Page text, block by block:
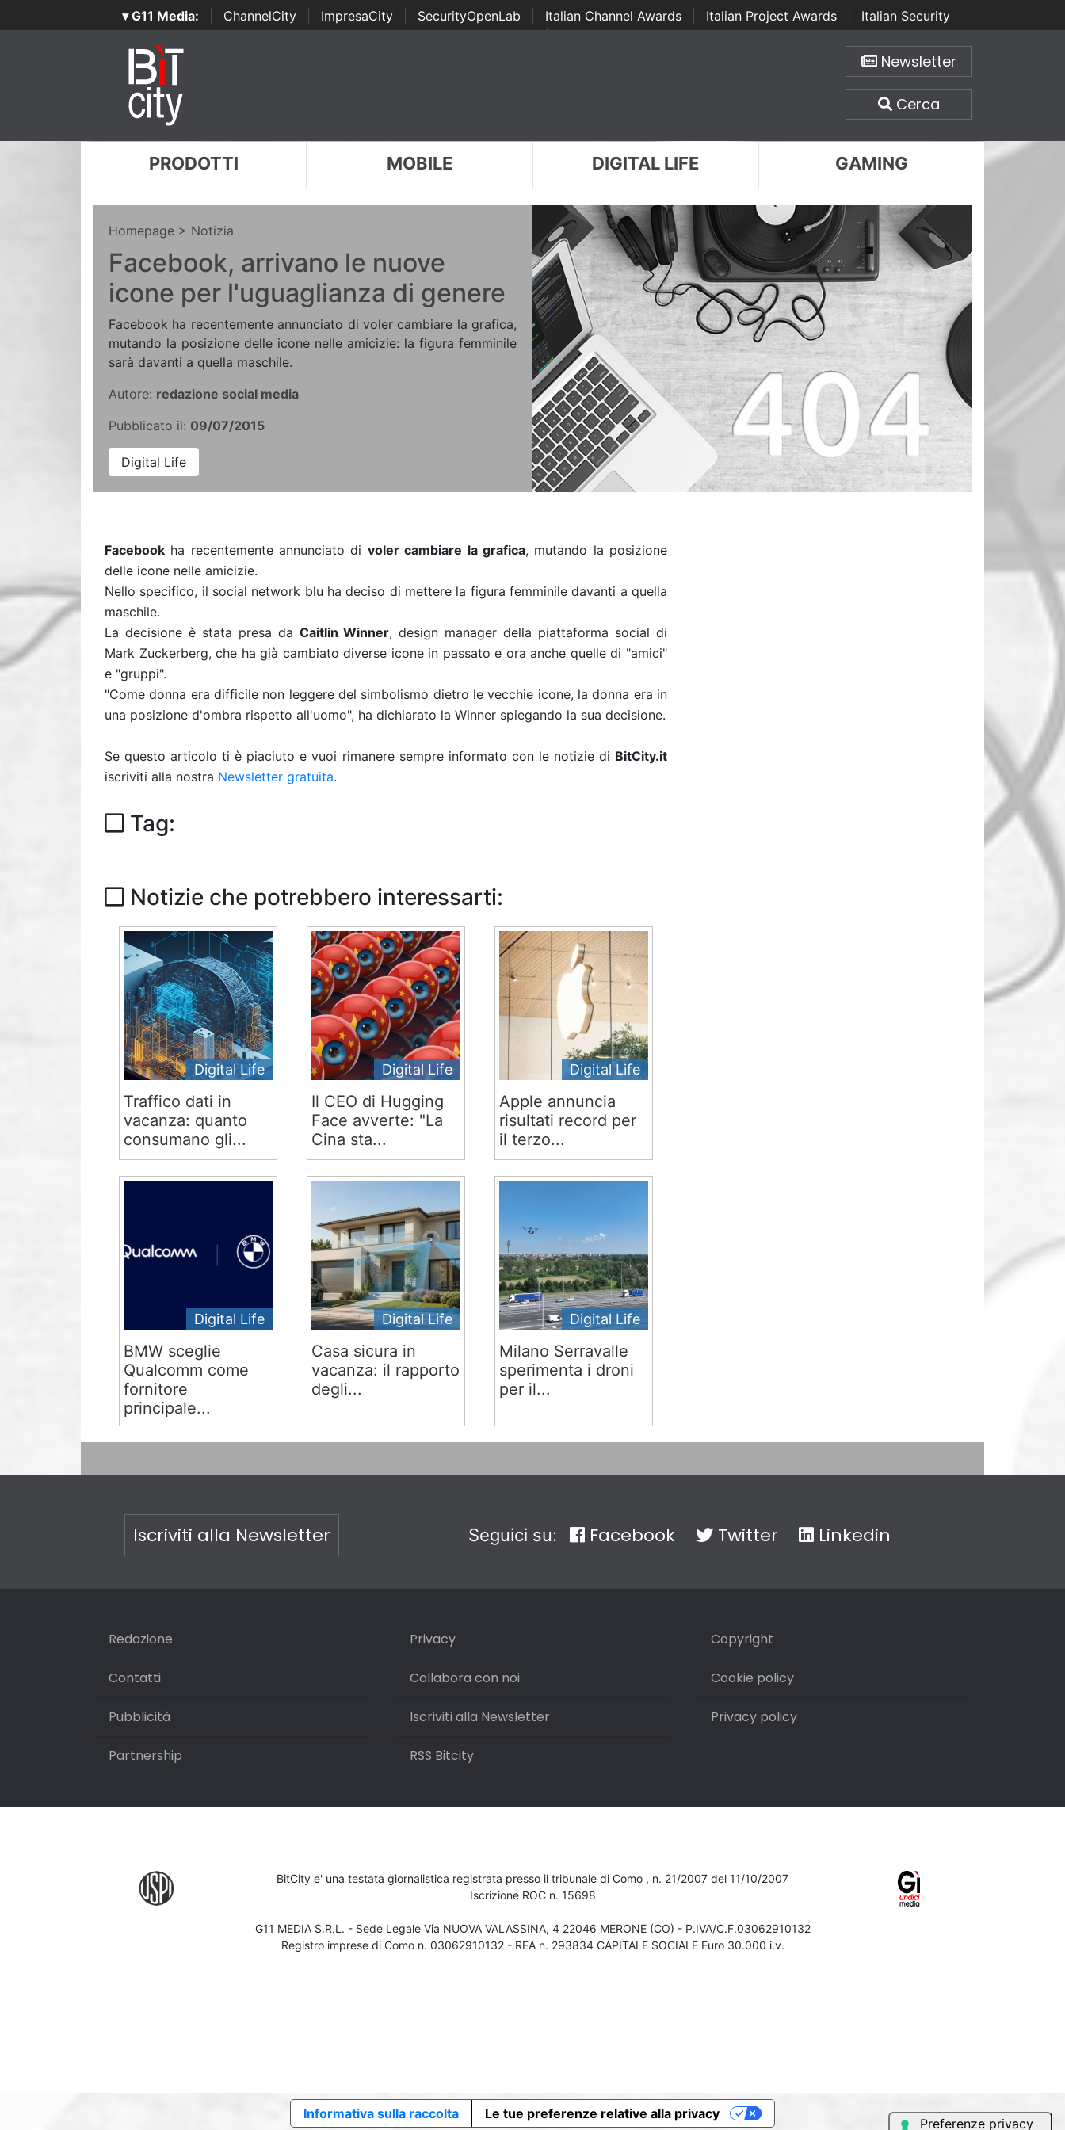
▾ G11 Media: ChannelCity ImpresaCity SecurityOpenLab Italian Channel Awards Italian Project Awards
Italian Security
Awards | ...
Newsletter
Cerca
PRODOTTI MOBILE DIGITAL LIFE GAMING
Homepage > Notizia
Facebook, arrivano le nuove
icone per l'uguaglianza di genere
Facebook ha recentemente annunciato di voler cambiare la grafica,
mutando la posizione delle icone nelle amicizie: la figura femminile
sarà davanti a quella maschile.
Autore: redazione social media
Pubblicato il: 09/07/2015
Digital Life
Facebook ha recentemente annunciato di voler cambiare la grafica, mutando la posizione
delle icone nelle amicizie.
Nello specifico, il social network blu ha deciso di mettere la figura femminile davanti a quella
maschile.
La decisione è stata presa da Caitlin Winner, design manager della piattaforma social di
Mark Zuckerberg, che ha già cambiato diverse icone in passato e ora anche quelle di "amici"
e "gruppi".
"Come donna era difficile non leggere del simbolismo dietro le vecchie icone, la donna era in
una posizione d'ombra rispetto all'uomo", ha dichiarato la Winner spiegando la sua decisione.
Se questo articolo ti è piaciuto e vuoi rimanere sempre informato con le notizie di BitCity.it
iscriviti alla nostra Newsletter gratuita.
Tag:
Notizie che potrebbero interessarti:
Digital Life
Traffico dati in
vacanza: quanto
consumano gli...
Digital Life
Il CEO di Hugging
Face avverte: "La
Cina sta...
Digital Life
Apple annuncia
risultati record per
il terzo...
Digital Life
BMW sceglie
Qualcomm come
fornitore
principale...
Digital Life
Casa sicura in
vacanza: il rapporto
degli...
Digital Life
Milano Serravalle
sperimenta i droni
per il...
Iscriviti alla Newsletter Seguici su: Facebook Twitter Linkedin
Redazione
Contatti
Pubblicità
Partnership
Privacy
Collabora con noi
Iscriviti alla Newsletter
RSS Bitcity
Copyright
Cookie policy
Privacy policy
BitCity e' una testata giornalistica registrata presso il tribunale di Como , n. 21/2007 del 11/10/2007
Iscrizione ROC n. 15698
G11 MEDIA S.R.L. - Sede Legale Via NUOVA VALASSINA, 4 22046 MERONE (CO) - P.IVA/C.F.03062910132
Registro imprese di Como n. 03062910132 - REA n. 293834 CAPITALE SOCIALE Euro 30.000 i.v.
Informativa sulla raccolta Le tue preferenze relative alla privacy